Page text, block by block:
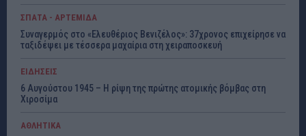
ΣΠΑΤΑ - ΑΡΤΕΜΙΔΑ
Συναγερμός στο «Ελευθέριος Βενιζέλος»: 37χρονος επιχείρησε να
ταξιδέψει με τέσσερα μαχαίρια στη χειραποσκευή
ΕΙΔΗΣΕΙΣ
6 Αυγούστου 1945 – Η ρίψη της πρώτης ατομικής βόμβας στη
Χιροσίμα
ΑΘΛΗΤΙΚΑ